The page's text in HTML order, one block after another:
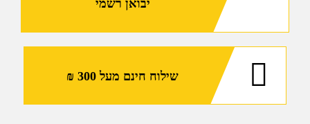
יבואן רשמי
שילוח חינם מעל 300 ₪